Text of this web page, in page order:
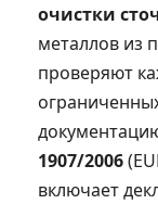
очистки
металлов из
проверяют
1907/2006
включает